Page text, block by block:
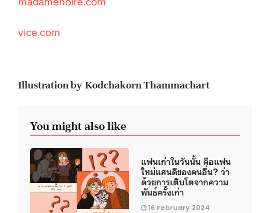
vice.com
Illustration by Kodchakorn Thammachart
You might also like
แฟนเก่าในวันนั้น คือแฟน
ใหม่แสนดีของคนอื่น? ว่า
ด้วยการเติบโตจากความ
พันธ์ครั้งเก่า
16 February 2024